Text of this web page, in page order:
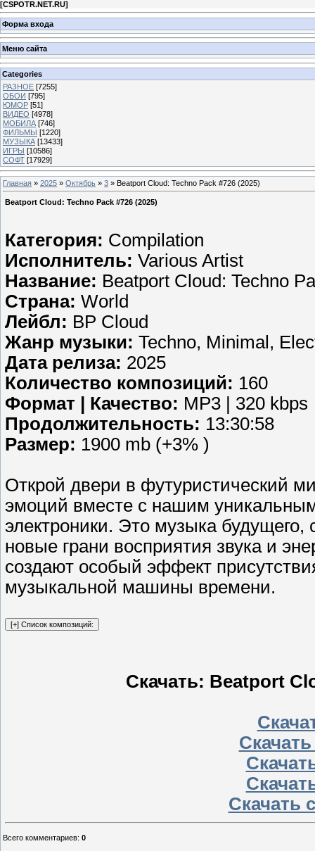
[CSPOTR.NET.RU]
Форма входа
Меню сайта
Categories
РАЗНОЕ [7255]
ОБОИ [795]
ЮМОР [51]
ВИДЕО [4978]
МОБИЛА [746]
ФИЛЬМЫ [1220]
МУЗЫКА [13433]
ИГРЫ [10586]
СОФТ [17929]
Главная » 2025 » Октябрь » 3 » Beatport Cloud: Techno Pack #726 (2025)
Beatport Cloud: Techno Pack #726 (2025)
Категория: Compilation
Исполнитель: Various Artist
Название: Beatport Cloud: Techno
Страна: World
Лейбл: BP Cloud
Жанр музыки: Techno, Minimal,
Дата релиза: 2025
Количество композиций: 160
Формат | Качество: MP3 | 320 kbps
Продолжительность: 13:30:58
Размер: 1900 mb (+3% )
Открой двери в футуристический
эмоций вместе с нашим
электроники. Это музыка будущего,
новые грани восприятия звука и
создают особый эффект
музыкальной машины времени.
Скачать: Beatport
Скачать
Всего комментариев: 0